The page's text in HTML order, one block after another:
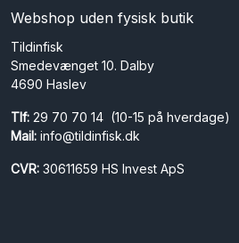
Webshop uden fysisk butik
Tildinfisk
Smedevænget 10. Dalby
4690 Haslev
Tlf: 29 70 70 14 (10-15 på hverdage)
Mail: info@tildinfisk.dk
CVR: 30611659 HS Invest ApS